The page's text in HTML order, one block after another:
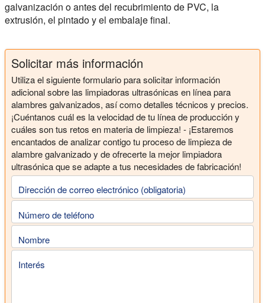
galvanización o antes del recubrimiento de PVC, la
extrusión, el pintado y el embalaje final.
Solicitar más información
Utiliza el siguiente formulario para solicitar información
adicional sobre las limpiadoras ultrasónicas en línea para
alambres galvanizados, así como detalles técnicos y precios.
¡Cuéntanos cuál es la velocidad de tu línea de producción y
cuáles son tus retos en materia de limpieza! - ¡Estaremos
encantados de analizar contigo tu proceso de limpieza de
alambre galvanizado y de ofrecerte la mejor limpiadora
ultrasónica que se adapte a tus necesidades de fabricación!
Dirección de correo electrónico (obligatoria)
Número de teléfono
Nombre
Interés